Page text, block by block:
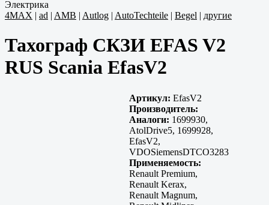
Электрика
4MAX | ad | AMB | Autlog | AutoTechteile | Begel | другие
Тахограф СКЗИ EFAS V2
RUS Scania EfasV2
Артикул: EfasV2
Производитель:
Аналоги: 1699930,
AtolDrive5, 1699928,
EfasV2,
VDOSiemensDTCO3283
Применяемость:
Renault Premium,
Renault Kerax,
Renault Magnum,